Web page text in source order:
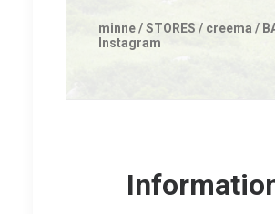
minne/STORES / creema /
Instagram